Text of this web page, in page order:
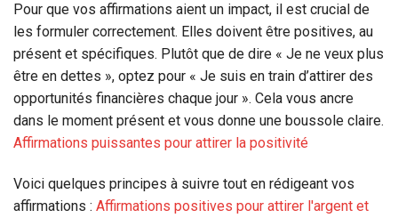
Pour que vos affirmations aient un impact, il est crucial de
les formuler correctement. Elles doivent être positives, au
présent et spécifiques. Plutôt que de dire « Je ne veux plus
être en dettes », optez pour « Je suis en train d’attirer des
opportunités financières chaque jour ». Cela vous ancre
dans le moment présent et vous donne une boussole claire.
Affirmations puissantes pour attirer la positivité
Voici quelques principes à suivre tout en rédigeant vos
affirmations : Affirmations positives pour attirer l'argent et